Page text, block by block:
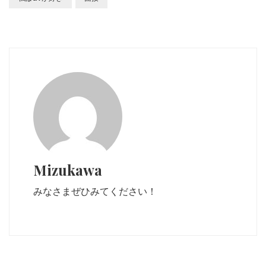
Mizukawa
みなさまぜひみてください！